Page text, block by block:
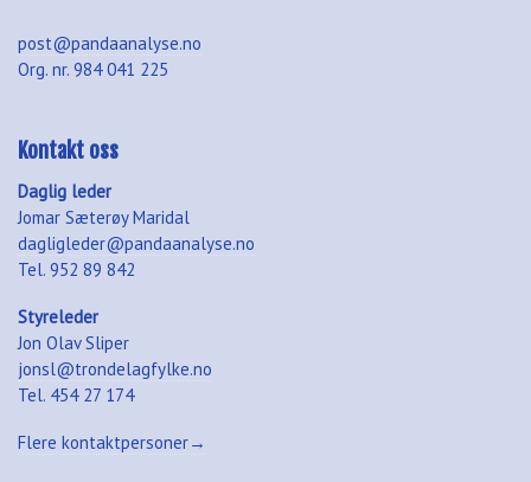
post@pandaanalyse.no
Org. nr. 984 041 225
Kontakt oss
Daglig leder
Jomar Sæterøy Maridal
dagligleder@pandaanalyse.no
Tel. 952 89 842
Styreleder
Jon Olav Sliper
jonsl@trondelagfylke.no
Tel. 454 27 174
Flere kontaktpersoner→